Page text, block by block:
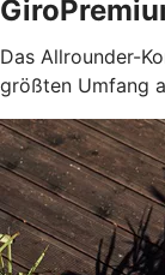
Das Allrounder-
größten Umfang